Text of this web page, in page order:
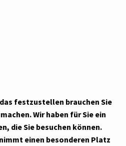
festzustellen brauchen Sie
Wir haben für Sie ein
die Sie besuchen können.
einen besonderen Platz